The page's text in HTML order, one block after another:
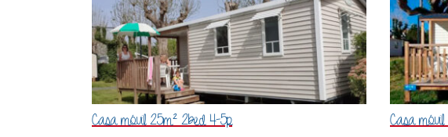
Casa móvil 25m² 2bed 4-5p Casa